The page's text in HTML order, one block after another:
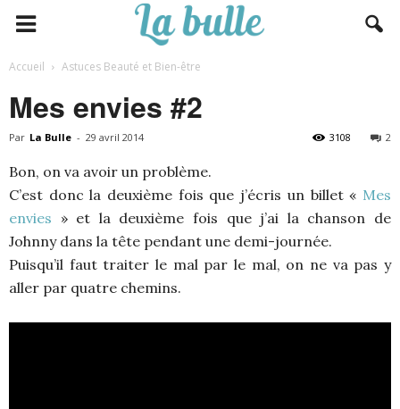
Accueil Astuces Beauté et Bien-être
Mes envies #2
Par La Bulle - 29 avril 2014 2
3108
Bon, on va avoir un problème.
C’est donc la deuxième fois que j’écris un billet « Mes
envies » et la deuxième fois que j’ai la chanson de
Johnny dans la tête pendant une demi-journée.
Puisqu’il faut traiter le mal par le mal, on ne va pas y
aller par quatre chemins.